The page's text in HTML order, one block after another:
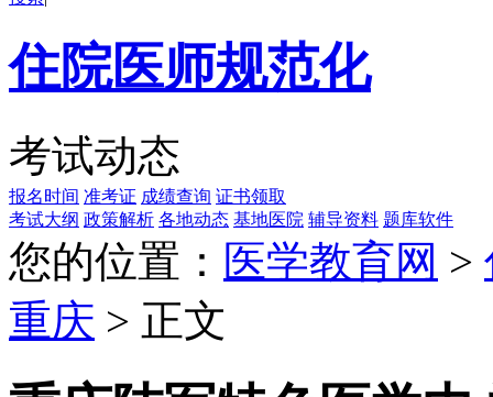
住院医师规范化
考试动态
报名时间 准考证 成绩查询 证书领取
考试大纲 政策解析 各地动态 基地医院 辅导资料 题库软件
您的位置： 医学教育网 >
重庆 > 正文